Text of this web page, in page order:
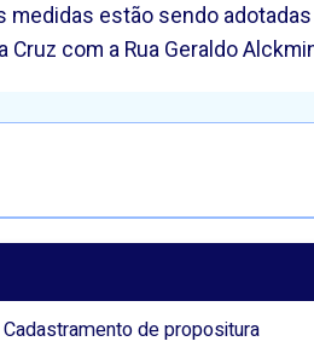
estão sendo
com a Rua Geraldo
Cadastramento de propositura